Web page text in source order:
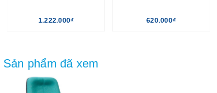
1.222.000₫ 620.000₫
Sản phẩm đã xem